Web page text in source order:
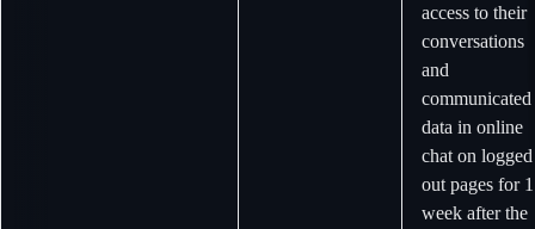
access to their
conversations
and
communicated
data in online
chat on logged
out pages for 1
week after the